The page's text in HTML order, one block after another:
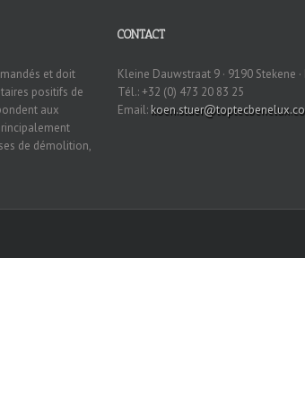
et doit
positifs de
aux
de démolition,
CONTACT
Kleine Dauwstraat 9 · 9190 Stekene
Tél.: +32 (0) 473 20 83 25
Email: